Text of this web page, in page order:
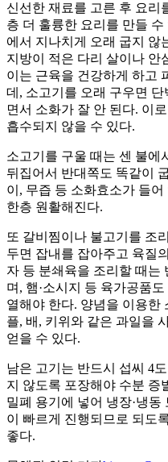
신선한 재료를 고른 후 요리
층 더 훌륭한 요리를 만들
에서 지나치게 오래 굽지 않
지방이 적은 다리 살이나 안
이는 근육을 건강하게 하고
데, 소고기를 오래 구우면
면서 소화가 잘 안 된다. 이
흡수되지 않을 수 있다.
소고기를 구울 때는 센 불에
뒤집어서 반대쪽도 똑같이
이, 무즙 등 소화효소가 들
한층 원활해진다.
또 갈비찜이나 불고기를 조
두면 잡내를 잡아주고 육질
자 등 분쇄육을 조리할 때는
며, 햄·소시지 등 육가공품
열해야 한다. 양념을 이용한
플, 배, 키위와 같은 과일을
얻을 수 있다.
남은 고기는 반드시 섭씨 4
지 않도록 포장해야 수분 증
밀폐 용기에 넣어 냉장·냉
이 빠르게 진행되므로 되도
좋다.